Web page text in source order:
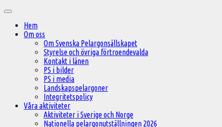
innehåll
Huvudmeny
Hem
Om oss
Om Svenska Pelargonsällskapet
Styrelse och övriga förtroendevalda
Kontakt i länen
PS i bilder
PS i media
Landskapspelargoner
Integritetspolicy
Våra aktiviteter
Aktiviteter i Sverige och Norge
Nationella pelargonutställningen 2026